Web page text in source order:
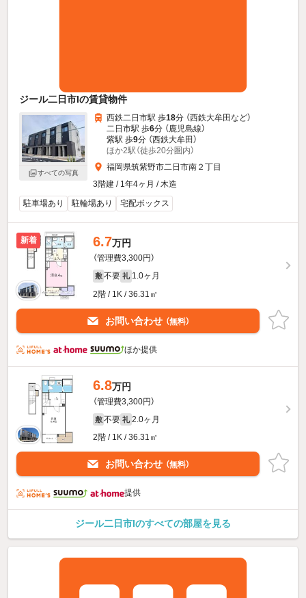
ジール二日市Iの賃貸物件
すべての写真
西鉄二日市駅 歩18分 （西鉄大牟田など）
二日市駅 歩6分 （鹿児島線）
紫駅 歩9分 （西鉄大牟田）
ほか2駅（徒歩20分圏内）
福岡県筑紫野市二日市南２丁目
3階建 / 1年4ヶ月 / 木造
駐車場あり
駐輪場あり 宅配ボックス
新着 6.7万円
（管理費3,300円）
敷 不要 礼 1.0ヶ月
2階 / 1K / 36.31㎡
お問い合わせ （無料）
ほか提供
6.8万円
（管理費3,300円）
敷 不要 礼 2.0ヶ月
2階 / 1K / 36.31㎡
お問い合わせ （無料）
提供
ジール二日市Iのすべての部屋を見る